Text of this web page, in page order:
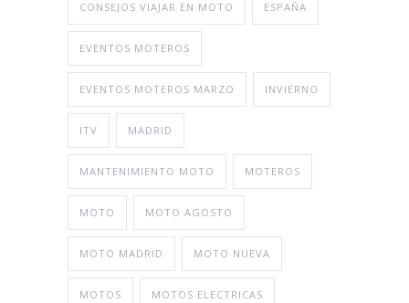
CONSEJOS VIAJAR EN MOTO ESPAÑA
EVENTOS MOTEROS
EVENTOS MOTEROS MARZO INVIERNO
ITV MADRID
MANTENIMIENTO MOTO MOTEROS
MOTO MOTO AGOSTO
MOTO MADRID MOTO NUEVA
MOTOS MOTOS ELECTRICAS